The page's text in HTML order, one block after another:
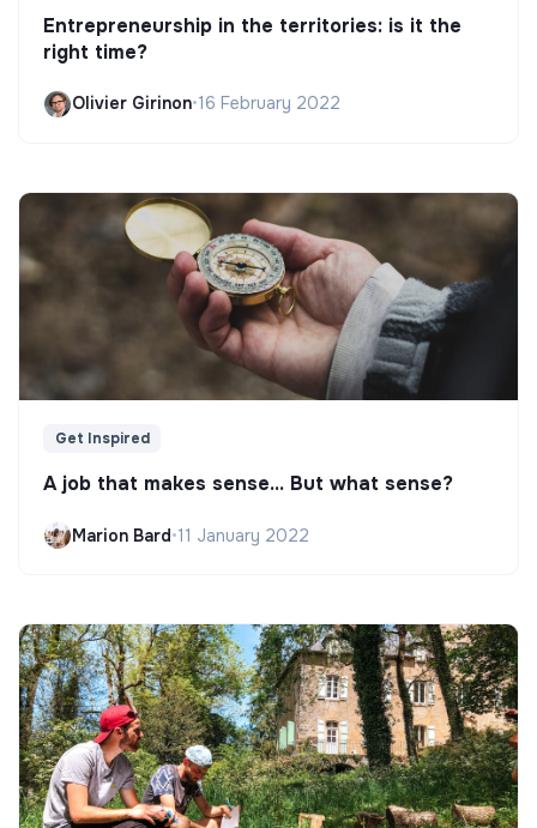
Entrepreneurship in the territories: is it the
right time?
Olivier Girinon•16 February 2022
Get Inspired
A job that makes sense... But what sense?
Marion Bard•11 January 2022